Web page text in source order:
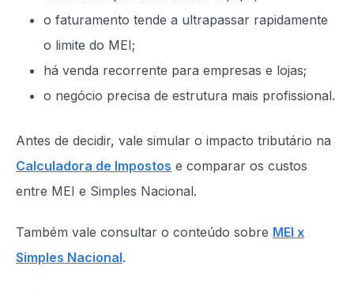
o faturamento tende a ultrapassar rapidamente
o limite do MEI;
há venda recorrente para empresas e lojas;
o negócio precisa de estrutura mais profissional.
Antes de decidir, vale simular o impacto tributário na
Calculadora de Impostos e comparar os custos
entre MEI e Simples Nacional.
Também vale consultar o conteúdo sobre MEI x
Simples Nacional.